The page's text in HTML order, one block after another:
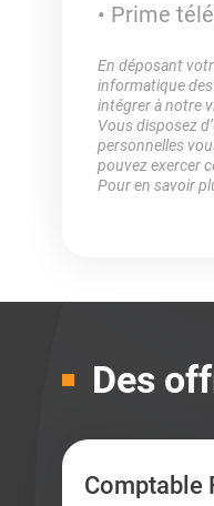
Prime
En déposant
informatique
intégrer à notre
Vous disposez
personnelles
pouvez exercer
Pour en savoir
Des
Comptable